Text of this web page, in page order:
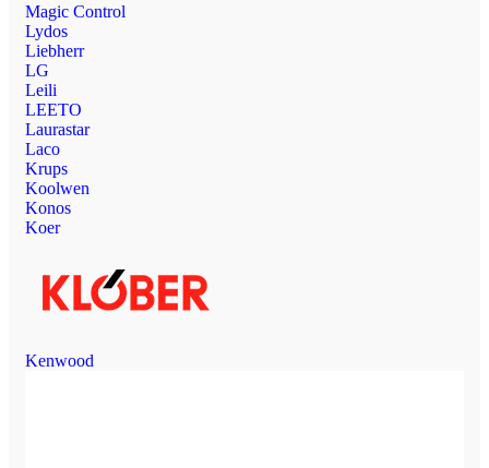
Magic Control
Lydos
Liebherr
LG
Leili
LEETO
Laurastar
Laco
Krups
Koolwen
Konos
Koer
Kenwood